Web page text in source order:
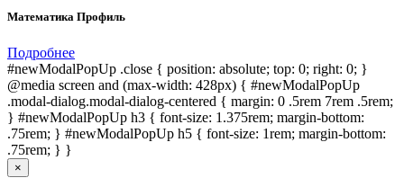
Математика Профиль
Подробнее
#newModalPopUp .close { position: absolute; top: 0; right: 0; }
@media screen and (max-width: 428px) { #newModalPopUp
.modal-dialog.modal-dialog-centered { margin: 0 .5rem 7rem .5rem;
} #newModalPopUp h3 { font-size: 1.375rem; margin-bottom:
.75rem; } #newModalPopUp h5 { font-size: 1rem; margin-bottom:
.75rem; } }
×